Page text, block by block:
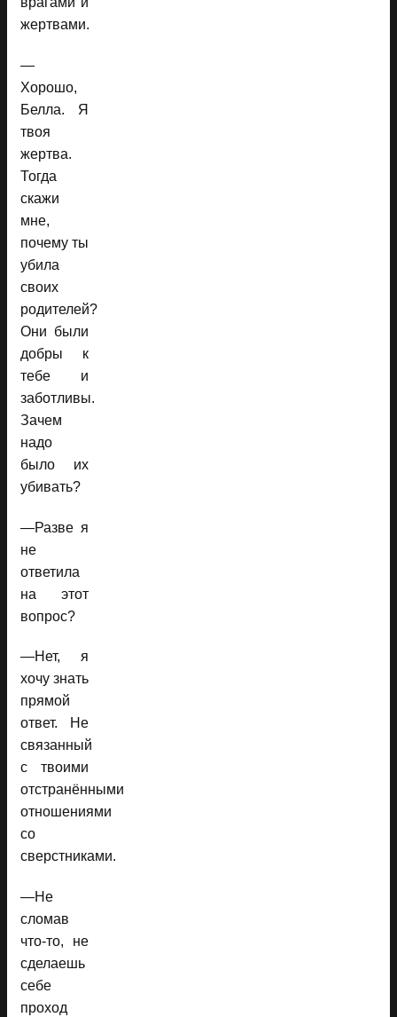
жертвами.
—
Хорошо,
Белла. Я
твоя
жертва.
Тогда
скажи
мне,
почему ты
убила
своих
родителей?
Они были
добры к
тебе и
заботливы.
Зачем
надо
было их
убивать?
—Разве я
не
ответила
на этот
вопрос?
—Нет, я
хочу знать
прямой
ответ. Не
связанный
с твоими
отстранёнными
отношениями
со
сверстниками.
—Не
сломав
что-то, не
сделаешь
себе
проход